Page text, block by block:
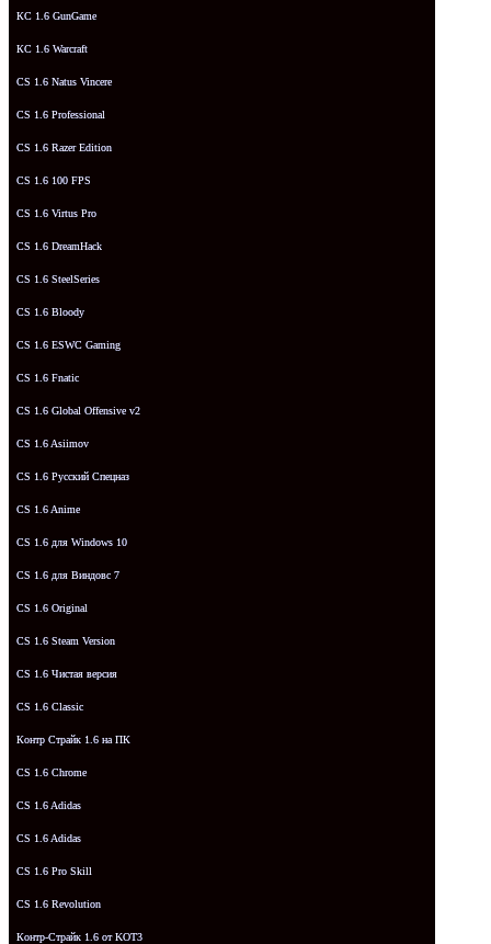
КС 1.6 GunGame
КС 1.6 Warcraft
CS 1.6 Natus Vincere
CS 1.6 Professional
CS 1.6 Razer Edition
CS 1.6 100 FPS
CS 1.6 Virtus Pro
CS 1.6 DreamHack
CS 1.6 SteelSeries
CS 1.6 Bloody
CS 1.6 ESWC Gaming
CS 1.6 Fnatic
CS 1.6 Global Offensive v2
CS 1.6 Asiimov
CS 1.6 Русский Спецназ
CS 1.6 Anime
CS 1.6 для Windows 10
CS 1.6 для Виндовс 7
CS 1.6 Original
CS 1.6 Steam Version
CS 1.6 Чистая версия
CS 1.6 Classic
Контр Страйк 1.6 на ПК
CS 1.6 Chrome
CS 1.6 Adidas
CS 1.6 Adidas
CS 1.6 Pro Skill
CS 1.6 Revolution
Контр-Страйк 1.6 от KOT3